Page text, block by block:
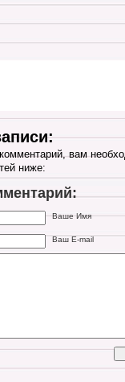
вам
ниже:
Ваше Имя
Ваш E-mail